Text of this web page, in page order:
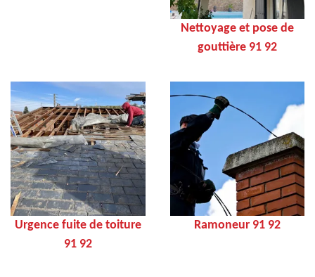
Nettoyage et pose de
gouttière 91 92
Urgence fuite de toiture
91 92
Ramoneur 91 92